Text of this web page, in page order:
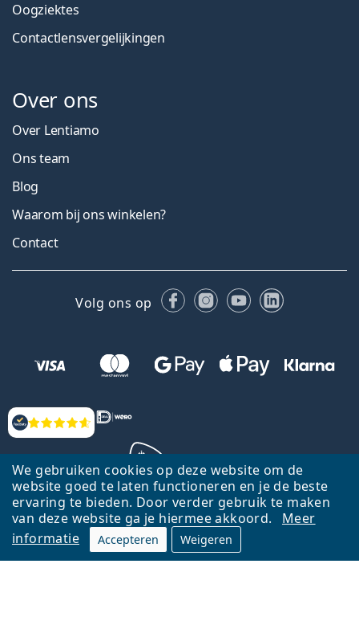
We gebruiken cookies op deze website om de
website goed te laten functioneren en je de beste
ervaring te bieden. Door verder gebruik te maken
van deze website ga je hiermee akkoord.
Meer
informatie
Accepteren Weigeren
Beoordelingen
Oogziektes
Contactlensvergelijkingen
Over ons
Over Lentiamo
Ons team
Blog
Waarom bij ons winkelen?
Contact
Volg ons op FacebookInstagram
YouTubeLinkedIn
Terug naar de homepagina
Ga omhoog
Lentiamo.nl is eigendom van en wordt beheerd door Lentiamo s.r.o.,
Tsjechië
Hier al 18 jaar voor jou.